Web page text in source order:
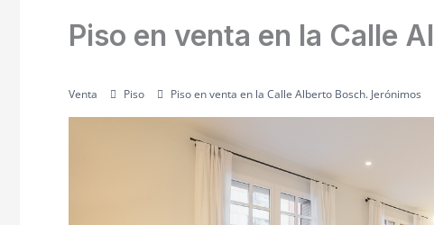
Piso en venta en la Calle
Venta Piso Piso en venta en la Calle Alberto Bosch. Jerónimos